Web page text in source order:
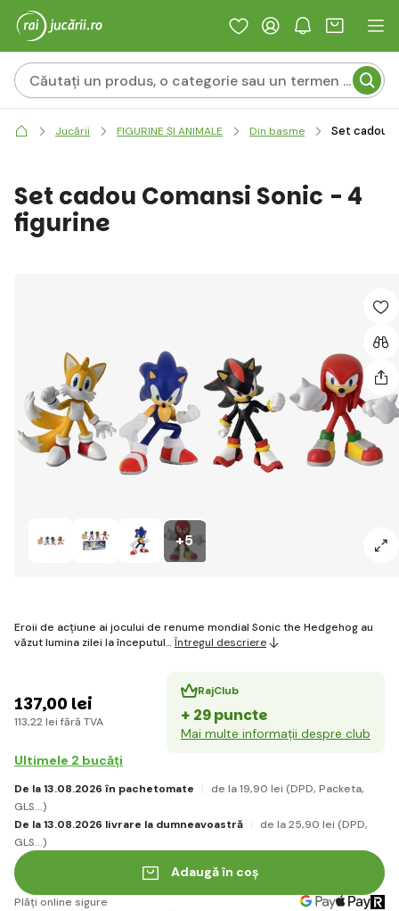
Jucării FIGURINE ȘI ANIMALE Din basme Set cadou
+5
Set cadou Comansi Sonic - 4
figurine
Eroii de acțiune ai jocului de renume mondial Sonic the Hedgehog au
văzut lumina zilei la începutul… Întregul descriere
137,00 lei
113,22 lei fără TVA
RajClub
+ 29 puncte
Mai multe informații despre club
Ultimele 2 bucăți
De la 13.08.2026 în pachetomate de la 19,90 lei (DPD, Packeta,
GLS...)
De la 13.08.2026 livrare la dumneavoastră
de la 25,90 lei (DPD,
GLS...)
Adaugă în coș
Plăți online sigure